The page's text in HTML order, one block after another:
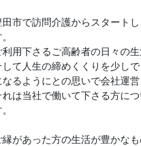
田市で訪問介護からスタート
利用下さるご高齢者の日々の
して人生の締めくくりを少し
なるようにとの思いで会社運営
れは当社で働いて下さる方に
縁があった方の生活が豊かな